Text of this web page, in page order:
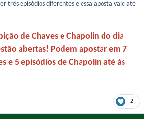
três episódios diferentes e essa aposta vale até
de Chaves e Chapolin do dia
abertas! Podem apostar em 7
e 5 episódios de Chapolin até ás
2